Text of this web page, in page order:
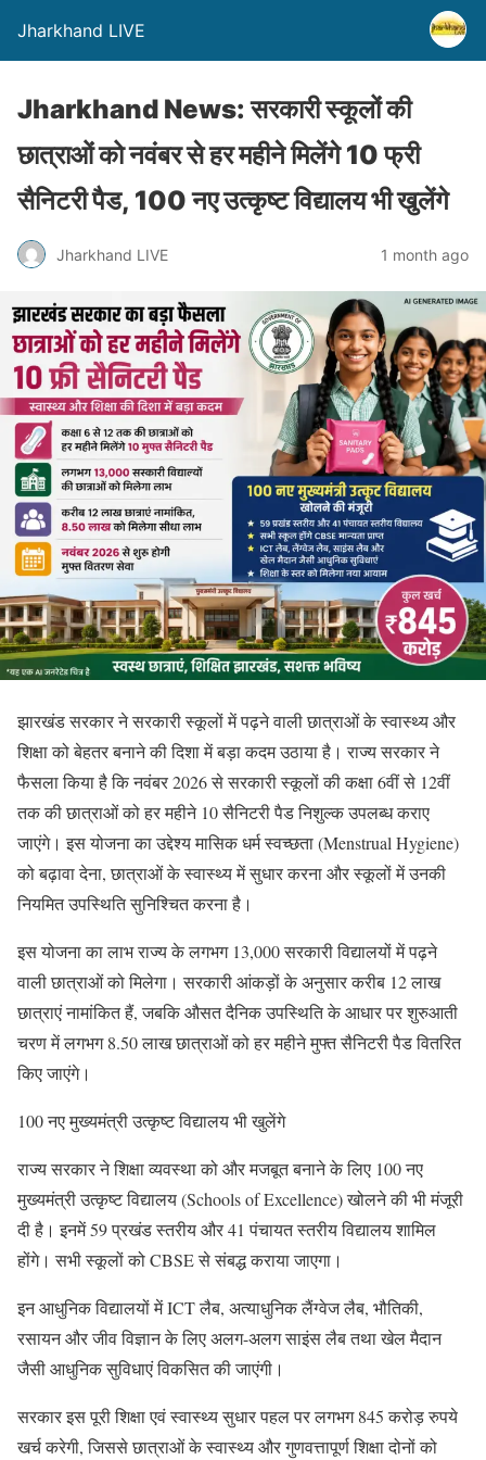
Jharkhand LIVE
Jharkhand News: सरकारी स्कूलों की
छात्राओं को नवंबर से हर महीने मिलेंगे 10 फ्री
सैनिटरी पैड, 100 नए उत्कृष्ट विद्यालय भी खुलेंगे
Jharkhand LIVE 1 month ago
झारखंड सरकार ने सरकारी स्कूलों में पढ़ने वाली छात्राओं के स्वास्थ्य और
शिक्षा को बेहतर बनाने की दिशा में बड़ा कदम उठाया है। राज्य सरकार ने
फैसला किया है कि नवंबर 2026 से सरकारी स्कूलों की कक्षा 6वीं से 12वीं
तक की छात्राओं को हर महीने 10 सैनिटरी पैड निशुल्क उपलब्ध कराए
जाएंगे। इस योजना का उद्देश्य मासिक धर्म स्वच्छता (Menstrual Hygiene)
को बढ़ावा देना, छात्राओं के स्वास्थ्य में सुधार करना और स्कूलों में उनकी
नियमित उपस्थिति सुनिश्चित करना है।
इस योजना का लाभ राज्य के लगभग 13,000 सरकारी विद्यालयों में पढ़ने
वाली छात्राओं को मिलेगा। सरकारी आंकड़ों के अनुसार करीब 12 लाख
छात्राएं नामांकित हैं, जबकि औसत दैनिक उपस्थिति के आधार पर शुरुआती
चरण में लगभग 8.50 लाख छात्राओं को हर महीने मुफ्त सैनिटरी पैड वितरित
किए जाएंगे।
100 नए मुख्यमंत्री उत्कृष्ट विद्यालय भी खुलेंगे
राज्य सरकार ने शिक्षा व्यवस्था को और मजबूत बनाने के लिए 100 नए
मुख्यमंत्री उत्कृष्ट विद्यालय (Schools of Excellence) खोलने की भी मंजूरी
दी है। इनमें 59 प्रखंड स्तरीय और 41 पंचायत स्तरीय विद्यालय शामिल
होंगे। सभी स्कूलों को CBSE से संबद्ध कराया जाएगा।
इन आधुनिक विद्यालयों में ICT लैब, अत्याधुनिक लैंग्वेज लैब, भौतिकी,
रसायन और जीव विज्ञान के लिए अलग-अलग साइंस लैब तथा खेल मैदान
जैसी आधुनिक सुविधाएं विकसित की जाएंगी।
सरकार इस पूरी शिक्षा एवं स्वास्थ्य सुधार पहल पर लगभग 845 करोड़ रुपये
खर्च करेगी, जिससे छात्राओं के स्वास्थ्य और गुणवत्तापूर्ण शिक्षा दोनों को